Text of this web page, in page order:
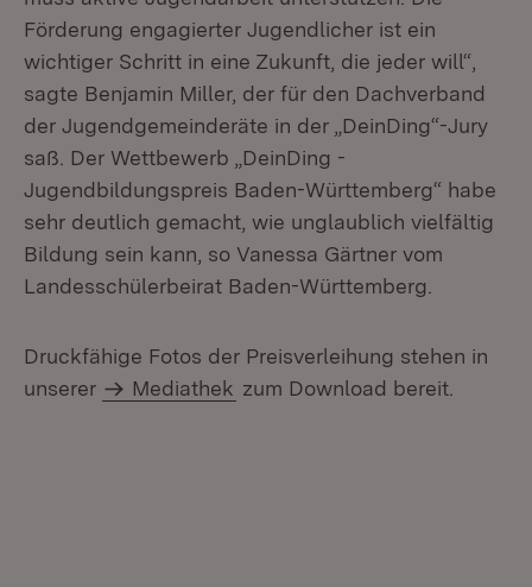
Förderung engagierter Jugendlicher ist ein
wichtiger Schritt in eine Zukunft, die jeder will“,
sagte Benjamin Miller, der für den Dachverband
der Jugendgemeinderäte in der „DeinDing“-Jury
saß. Der Wettbewerb „DeinDing -
Jugendbildungspreis Baden-Württemberg“ habe
sehr deutlich gemacht, wie unglaublich vielfältig
Bildung sein kann, so Vanessa Gärtner vom
Landesschülerbeirat Baden-Württemberg.
Druckfähige Fotos der Preisverleihung stehen in
unserer
Mediathek zum Download bereit.